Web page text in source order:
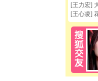
[王力宏]
[王心凌]